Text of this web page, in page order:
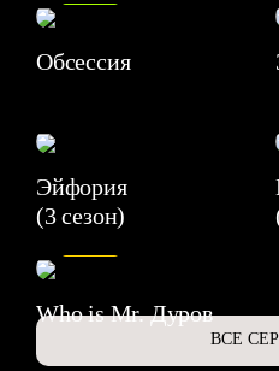
Обсессия
Эйфория
(3 сезон)
Who is Mr. Дуров
ВСЕ